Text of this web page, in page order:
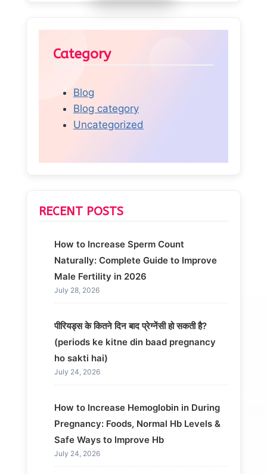
Category
Blog
Blog category
Uncategorized
RECENT POSTS
How to Increase Sperm Count
Naturally: Complete Guide to Improve
Male Fertility in 2026
July 28, 2026
पीरियड्स के कितने दिन बाद प्रेग्नेंसी हो सकती है?
(periods ke kitne din baad pregnancy
ho sakti hai)
July 24, 2026
How to Increase Hemoglobin in During
Pregnancy: Foods, Normal Hb Levels &
Safe Ways to Improve Hb
July 24, 2026